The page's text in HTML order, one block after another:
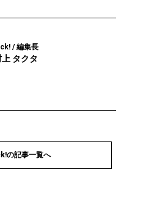
/ 編集長
上 タクタ
の記事一覧へ